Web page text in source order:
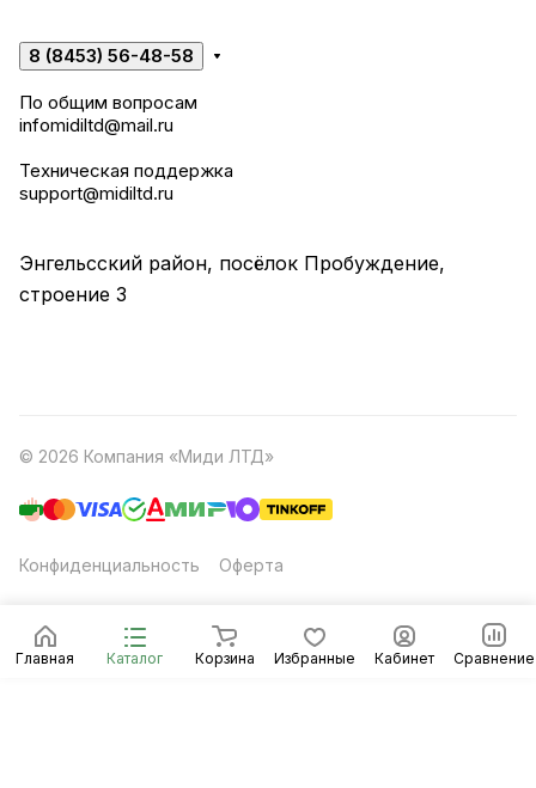
Главная Каталог Корзина Избранные Кабинет Сравнение
8 (8453) 56-48-58
По общим вопросам
infomidiltd@mail.ru
Техническая поддержка
support@midiltd.ru
Энгельсский район, посёлок Пробуждение,
строение 3
© 2026 Компания «Миди ЛТД»
Конфиденциальность Оферта